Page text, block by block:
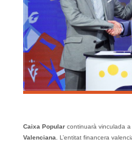
Caixa Popularcontinuarà vinculada a
Valenciana. L’entitat financera